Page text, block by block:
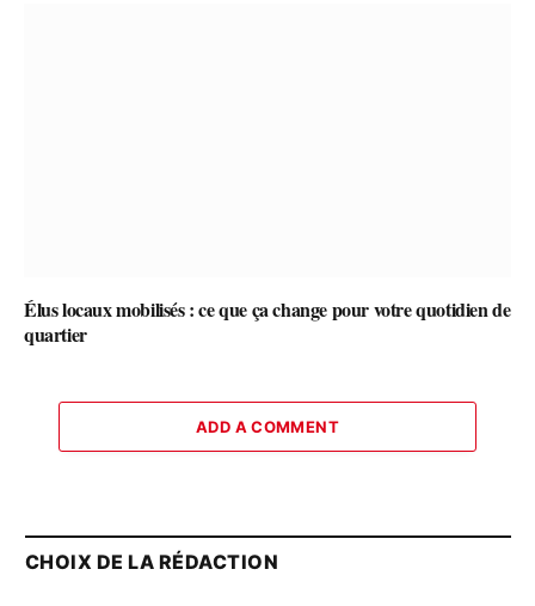
Élus locaux mobilisés : ce que ça change pour votre quotidien de
quartier
ADD A COMMENT
CHOIX DE LA RÉDACTION